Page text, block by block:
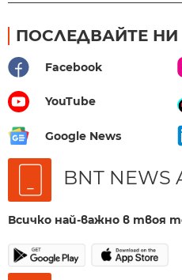
ПОСЛЕДВАЙТЕ НИ
Facebook
YouTube
Google News
BNT NEWS
Всичко най-важно в твоя